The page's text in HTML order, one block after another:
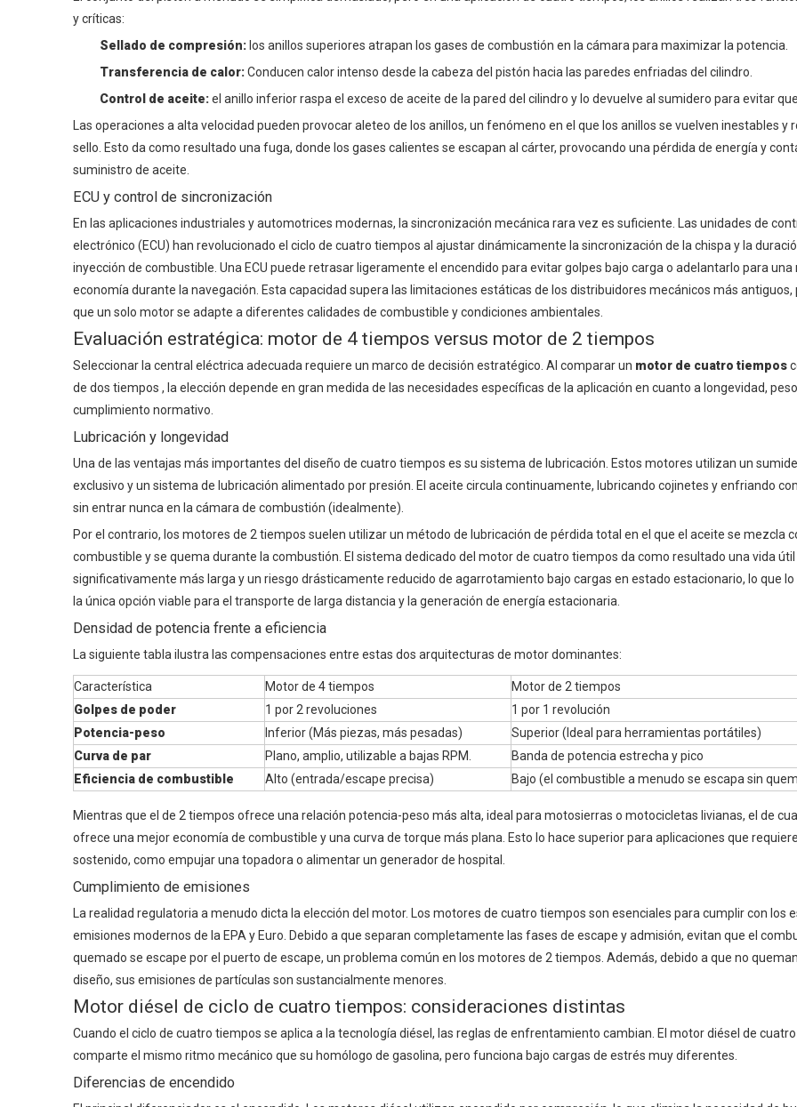
y críticas:
Sellado de compresión: los anillos superiores atrapan los gases de combustión en la cámara para maximizar la potencia.
Transferencia de calor:Conducen calor intenso desde la cabeza del pistón hacia las paredes enfriadas del cilindro.
Control de aceite:el anillo inferior raspa el exceso de aceite de la pared del cilindro y lo devuelve al sumidero para evitar
Las operaciones a alta velocidad pueden provocar aleteo de los anillos, un fenómeno en el que los anillos se vuelven inestables y
sello. Esto da como resultado una fuga, donde los gases calientes se escapan al cárter, provocando una pérdida de energía y
suministro de aceite.
ECU y control de sincronización
En las aplicaciones industriales y automotrices modernas, la sincronización mecánica rara vez es suficiente. Las unidades de
electrónico (ECU) han revolucionado el ciclo de cuatro tiempos al ajustar dinámicamente la sincronización de la chispa y la
inyección de combustible. Una ECU puede retrasar ligeramente el encendido para evitar golpes bajo carga o adelantarlo para una
economía durante la navegación. Esta capacidad supera las limitaciones estáticas de los distribuidores mecánicos más
que un solo motor se adapte a diferentes calidades de combustible y condiciones ambientales.
Evaluación estratégica: motor de 4 tiempos versus motor de 2 tiempos
Seleccionar la central eléctrica adecuada requiere un marco de decisión estratégico. Al comparar un motor de cuatro tiempos
de dos tiempos , la elección depende en gran medida de las necesidades específicas de la aplicación en cuanto a longevidad,
cumplimiento normativo.
Lubricación y longevidad
Una de las ventajas más importantes del diseño de cuatro tiempos es su sistema de lubricación. Estos motores utilizan un
exclusivo y un sistema de lubricación alimentado por presión. El aceite circula continuamente, lubricando cojinetes y enfriando
sin entrar nunca en la cámara de combustión (idealmente).
Por el contrario, los motores de 2 tiempos suelen utilizar un método de lubricación de pérdida total en el que el aceite se mezcla
combustible y se quema durante la combustión. El sistema dedicado del motor de cuatro tiempos da como resultado una vida útil
significativamente más larga y un riesgo drásticamente reducido de agarrotamiento bajo cargas en estado estacionario, lo que lo
la única opción viable para el transporte de larga distancia y la generación de energía estacionaria.
Densidad de potencia frente a eficiencia
La siguiente tabla ilustra las compensaciones entre estas dos arquitecturas de motor dominantes:
Característica Motor de 4 tiempos
Motor de 2 tiempos
Golpes de poder
1 por 2 revoluciones
1 por 1 revolución
Potencia-peso
Inferior (Más piezas, más pesadas)
Superior (Ideal para herramientas portátiles)
Curva de par
Plano, amplio, utilizable a bajas RPM.
Banda de potencia estrecha y pico
Eficiencia de combustible
Alto (entrada/escape precisa) Bajo (el combustible a menudo se escapa sin
Mientras que el de 2 tiempos ofrece una relación potencia-peso más alta, ideal para motosierras o motocicletas livianas, el de
ofrece una mejor economía de combustible y una curva de torque más plana. Esto lo hace superior para aplicaciones que
sostenido, como empujar una topadora o alimentar un generador de hospital.
Cumplimiento de emisiones
La realidad regulatoria a menudo dicta la elección del motor. Los motores de cuatro tiempos son esenciales para cumplir con los
emisiones modernos de la EPA y Euro. Debido a que separan completamente las fases de escape y admisión, evitan que el
quemado se escape por el puerto de escape, un problema común en los motores de 2 tiempos. Además, debido a que no
diseño, sus emisiones de partículas son sustancialmente menores.
Motor diésel de ciclo de cuatro tiempos: consideraciones distintas
Cuando el ciclo de cuatro tiempos se aplica a la tecnología diésel, las reglas de enfrentamiento cambian. El motor diésel de
comparte el mismo ritmo mecánico que su homólogo de gasolina, pero funciona bajo cargas de estrés muy diferentes.
Diferencias de encendido